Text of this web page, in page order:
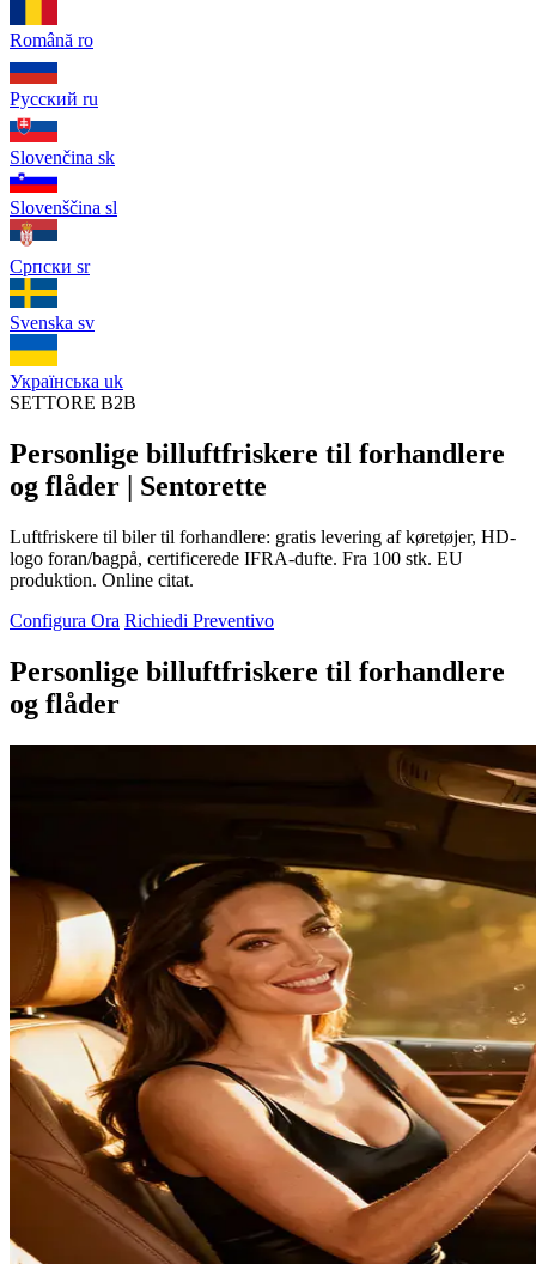
Română ro
Русский ru
Slovenčina sk
Slovenščina sl
Српски sr
Svenska sv
Українська uk
SETTORE B2B
Personlige billuftfriskere til forhandlere
og flåder | Sentorette
Luftfriskere til biler til forhandlere: gratis levering af køretøjer, HD-
logo foran/bagpå, certificerede IFRA-dufte. Fra 100 stk. EU
produktion. Online citat.
Configura Ora Richiedi Preventivo
Personlige billuftfriskere til forhandlere
og flåder